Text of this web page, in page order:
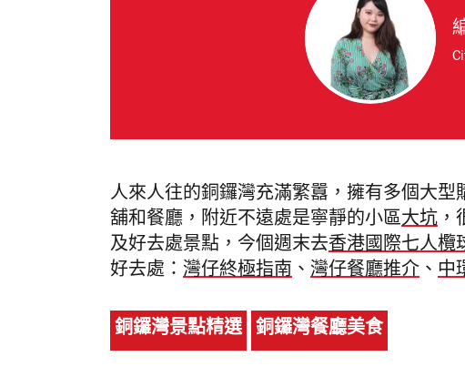
人來人往的銅鑼灣充滿繁囂，擁有多個大
舖和餐廳，附近不遠處是寧靜的小區大坑
及好去處景點，今個週末去香港國際七人欖
好去處： 灣仔終極指南 、 灣仔餐廳推介 、 中
銅鑼灣景點精選 銅鑼灣餐廳美食